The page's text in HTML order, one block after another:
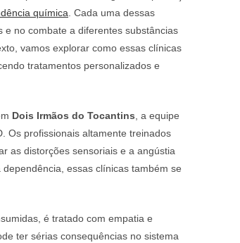
química. Cada uma dessas
e no combate a diferentes substâncias
vamos explorar como essas clínicas
tratamentos personalizados e
Dois Irmãos do Tocantins, a equipe
Os profissionais altamente treinados
as distorções sensoriais e a angústia
essas clínicas também se
é tratado com empatia e
ter sérias consequências no sistema